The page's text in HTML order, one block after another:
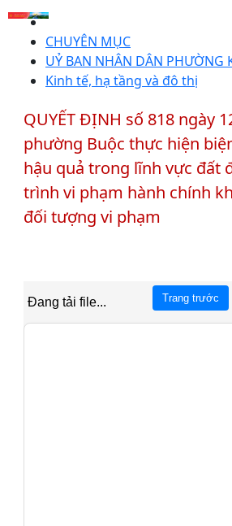
CHUYÊN MỤC
UỶ BAN NHÂN DÂN PHƯỜNG
Kinh tế, hạ tầng và đô thị
QUYẾT ĐỊNH số 818 ngày
phường Buộc thực hiện
hậu quả trong lĩnh vực đất
trình vi phạm hành chính
đối tượng vi phạm